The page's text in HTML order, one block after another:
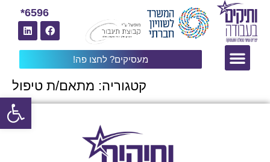
מעסיקים? לחצו פה!
6596*
קטגוריה: מתאם/ת טיפול